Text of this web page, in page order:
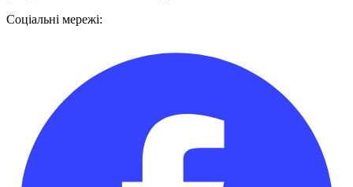
Соціальні мережі: